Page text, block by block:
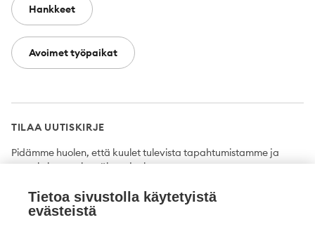
Hankkeet
Avoimet työpaikat
TILAA UUTISKIRJE
Pidämme huolen, että kuulet tulevista tapahtumistamme ja
uutuuksista ensimmäisten joukossa.
Tilaa
Tietoa sivustolla käytetyistä
evästeistä